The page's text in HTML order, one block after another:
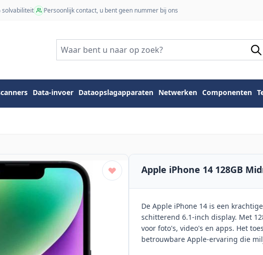
solvabiliteit Persoonlijk contact, u bent geen nummer bij ons
Data-invoer Dataopslagapparaten Netwerken Componenten
Apple iPhone 14 128GB
De Apple iPhone 14 is een
schitterend 6.1-inch display. Met
voor foto's, video's en apps. Het
betrouwbare Apple-ervaring die